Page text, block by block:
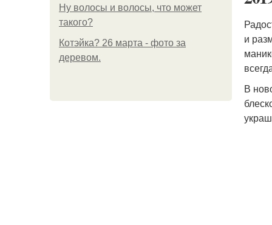
Ну волосы и волосы, что может
такого?
Котэйка? 26 марта - фото за
деревом.
и
В